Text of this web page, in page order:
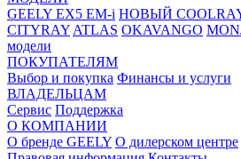
GEELY EX5 EM-i НОВЫЙ
CITYRAY ATLAS OKAVANGO
модели
ПОКУПАТЕЛЯМ
Выбор и покупка Финансы и услуги
ВЛАДЕЛЬЦАМ
Сервис Поддержка
О КОМПАНИИ
О бренде GEELY О дилерском центре